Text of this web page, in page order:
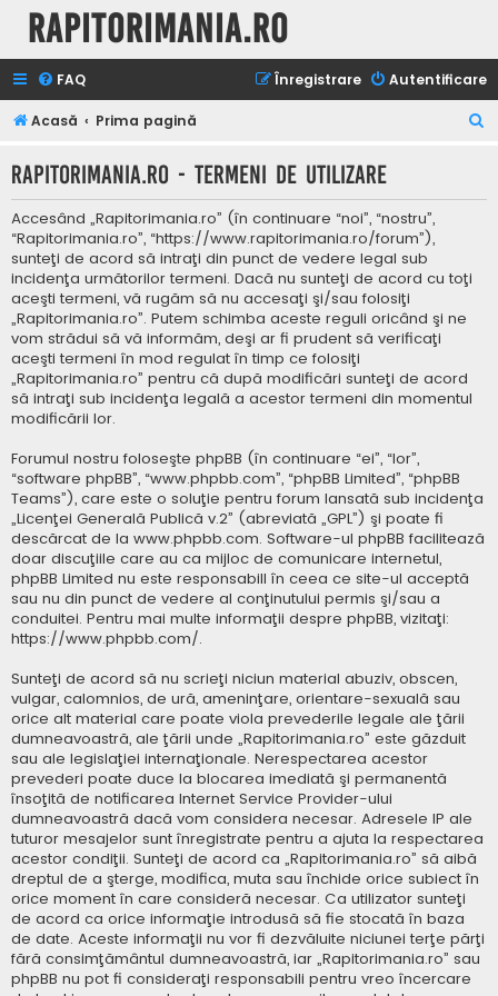
Rapitorimania.ro
FAQ Autentificare
Înregistrare
Acasă Prima pagină
t
Rapitorimania.ro - Termeni de utilizare
Accesând „Rapitorimania.ro” (în continuare “noi”, “nostru”,
“Rapitorimania.ro”, “https://www.rapitorimania.ro/forum”),
sunteţi de acord să intraţi din punct de vedere legal sub
incidenţa următorilor termeni. Dacă nu sunteţi de acord cu toţi
aceşti termeni, vă rugăm să nu accesaţi şi/sau folosiţi
„Rapitorimania.ro”. Putem schimba aceste reguli oricând şi ne
vom strădui să vă informăm, deşi ar fi prudent să verificaţi
aceşti termeni în mod regulat în timp ce folosiţi
„Rapitorimania.ro” pentru că după modificări sunteţi de acord
să intraţi sub incidenţa legală a acestor termeni din momentul
modificării lor.
Forumul nostru foloseşte phpBB (în continuare “ei”, “lor”,
“software phpBB”, “www.phpbb.com”, “phpBB Limited”, “phpBB
Teams”), care este o soluţie pentru forum lansată sub incidenţa
„Licenţei Generală Publică v.2” (abreviată „GPL”) şi poate fi
descărcat de la www.phpbb.com. Software-ul phpBB facilitează
doar discuţiile care au ca mijloc de comunicare internetul,
phpBB Limited nu este responsabill în ceea ce site-ul acceptă
sau nu din punct de vedere al conţinutului permis şi/sau a
conduitei. Pentru mai multe informaţii despre phpBB, vizitaţi:
https://www.phpbb.com/.
Sunteţi de acord să nu scrieţi niciun material abuziv, obscen,
vulgar, calomnios, de ură, ameninţare, orientare-sexuală sau
orice alt material care poate viola prevederile legale ale ţării
dumneavoastră, ale ţării unde „Rapitorimania.ro” este găzduit
sau ale legislaţiei internaţionale. Nerespectarea acestor
prevederi poate duce la blocarea imediată şi permanentă
însoţită de notificarea Internet Service Provider-ului
dumneavoastră dacă vom considera necesar. Adresele IP ale
tuturor mesajelor sunt înregistrate pentru a ajuta la respectarea
acestor condiţii. Sunteţi de acord ca „Rapitorimania.ro” să aibă
dreptul de a şterge, modifica, muta sau închide orice subiect în
orice moment în care consideră necesar. Ca utilizator sunteţi
de acord ca orice informaţie introdusă să fie stocată în baza
de date. Aceste informaţii nu vor fi dezvăluite niciunei terţe părţi
fără consimţământul dumneavoastră, iar „Rapitorimania.ro” sau
phpBB nu pot fi consideraţi responsabili pentru vreo încercare